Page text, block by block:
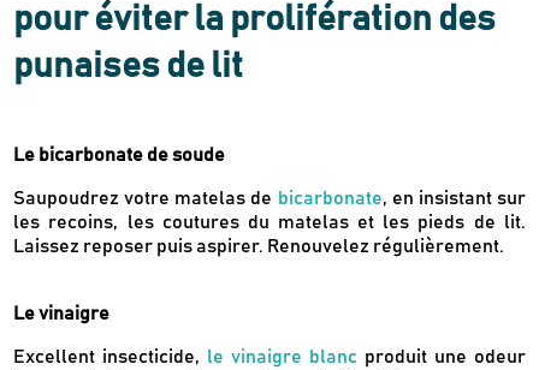
pour éviter la prolifération des
punaises de lit
Le bicarbonate de soude
Saupoudrez votre matelas de bicarbonate, en insistant sur
les recoins, les coutures du matelas et les pieds de lit.
Laissez reposer puis aspirer. Renouvelez régulièrement.
Le vinaigre
Excellent insecticide, le vinaigre blancproduit une odeur